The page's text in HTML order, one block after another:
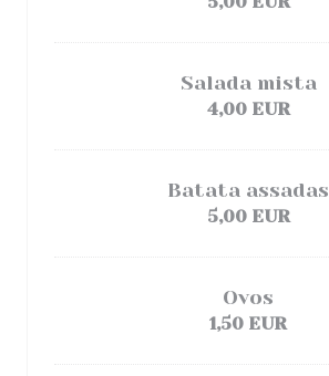
Salada mista
4,00 EUR
Batata assadas
5,00 EUR
Ovos
1,50 EUR